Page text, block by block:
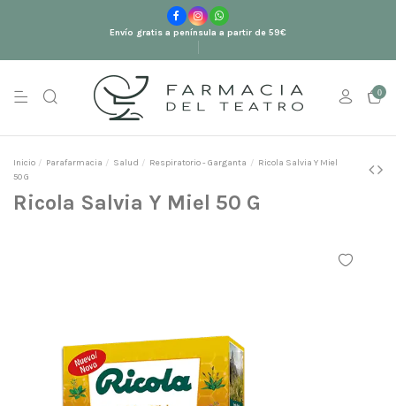
Envío gratis a península a partir de 59€
0
Inicio Parafarmacia Salud Respiratorio - Garganta
Ricola Salvia Y Miel
50 G
Ricola Salvia Y Miel 50 G